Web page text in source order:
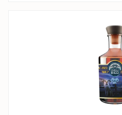
Famille Ricci Zodiac